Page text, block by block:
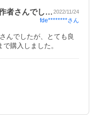
者さんでし…2022/11/24
fde********さん
んでしたが、とても良
購入しました。